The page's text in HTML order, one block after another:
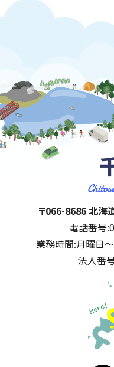
住所:
〒066-8686 北海
電話番号:
業務時間:月曜日
法人番